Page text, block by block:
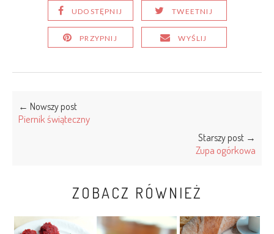
UDOSTĘPNIJ TWEETNIJ
PRZYPNIJ WYŚLIJ
← Nowszy post
Piernik świąteczny
Starszy post →
Zupa ogórkowa
ZOBACZ RÓWNIEŻ